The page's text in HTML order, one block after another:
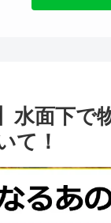
水面下で
て！